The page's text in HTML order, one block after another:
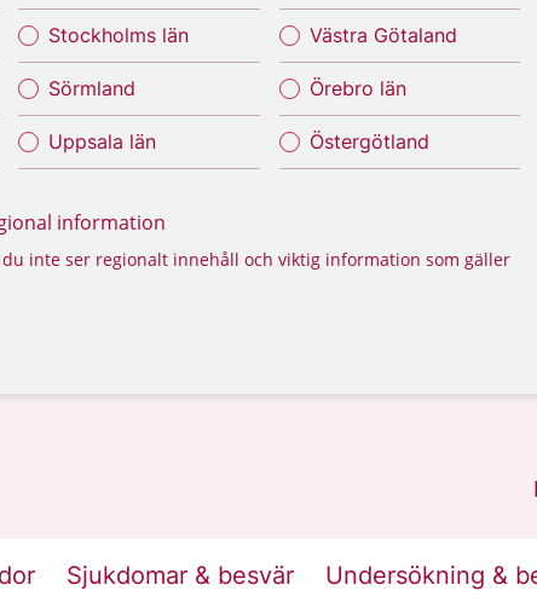
Stockholms län
Sörmland
Uppsala län
Västra Götaland
Örebro län
Östergötland
information
inte ser regionalt innehåll och viktig information som gäller
Sjukdomar & besvär Undersökning &